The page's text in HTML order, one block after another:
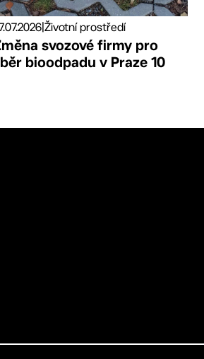
|Životní prostředí
svozové firmy pro
bioodpadu v Praze 10